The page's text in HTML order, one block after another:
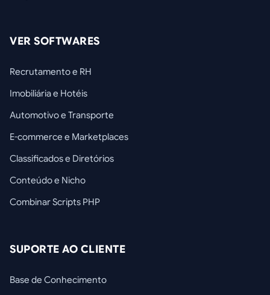
VER SOFTWARES
Recrutamento e RH
Imobiliária e Hotéis
Automotivo e Transporte
E-commerce e Marketplaces
Classificados e Diretórios
Conteúdo e Nicho
Combinar Scripts PHP
SUPORTE AO CLIENTE
Base de Conhecimento